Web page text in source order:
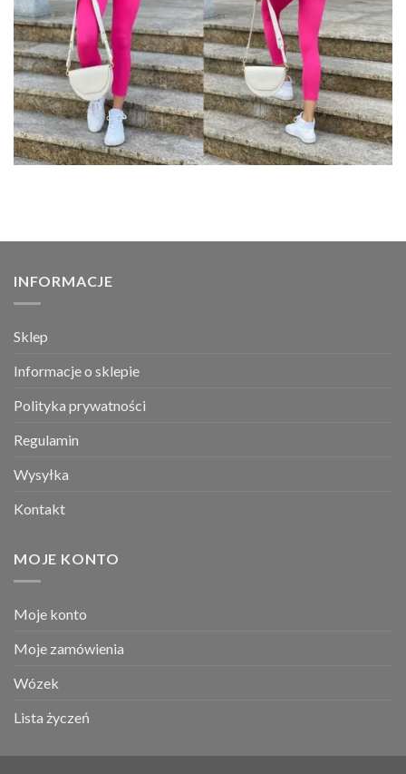
INFORMACJE
Sklep
Informacje o sklepie
Polityka prywatności
Regulamin
Wysyłka
Kontakt
MOJE KONTO
Moje konto
Moje zamówienia
Wózek
Lista życzeń